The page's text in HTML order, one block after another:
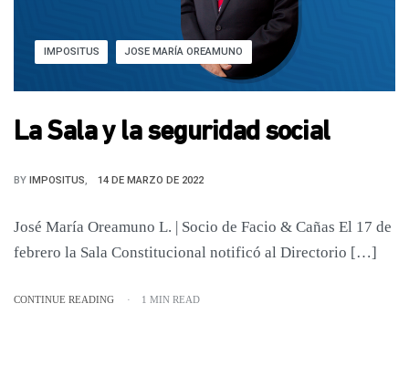
IMPOSITUS JOSE MARÍA OREAMUNO
La Sala y la seguridad social
BY IMPOSITUS 14 DE MARZO DE 2022
José María Oreamuno L. | Socio de Facio & Cañas El 17 de
febrero la Sala Constitucional notificó al Directorio […]
CONTINUE READING 1 MIN READ